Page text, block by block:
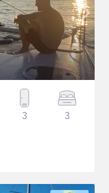
3 3